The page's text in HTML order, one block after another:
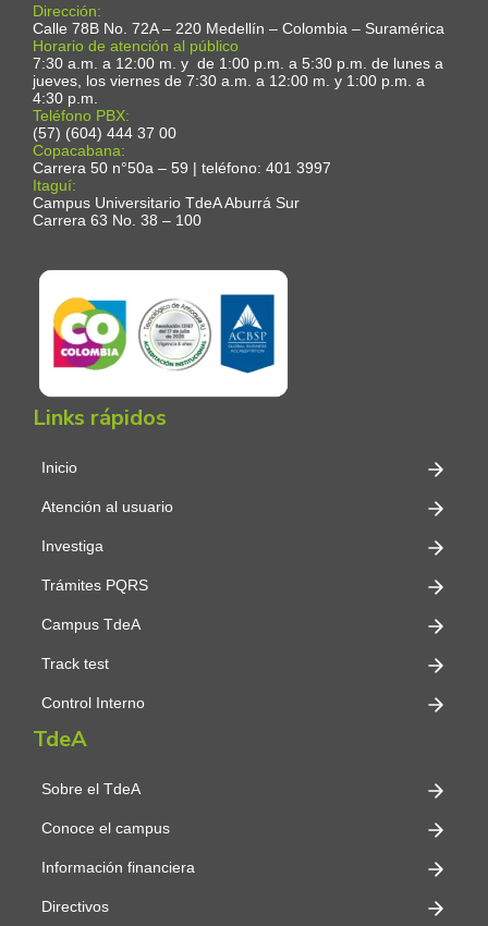
Dirección:
Calle 78B No. 72A – 220 Medellín – Colombia – Suramérica
Horario de atención al público
7:30 a.m. a 12:00 m. y de 1:00 p.m. a 5:30 p.m. de lunes a
jueves, los viernes de 7:30 a.m. a 12:00 m. y 1:00 p.m. a
4:30 p.m.
Teléfono PBX:
(57) (604) 444 37 00
Copacabana:
Carrera 50 n°50a – 59 | teléfono: 401 3997
Itaguí:
Campus Universitario TdeA Aburrá Sur
Carrera 63 No. 38 – 100
Links rápidos
Inicio
Atención al usuario
Investiga
Trámites PQRS
Campus TdeA
Track test
Control Interno
TdeA
Sobre el TdeA
Conoce el campus
Información financiera
Directivos